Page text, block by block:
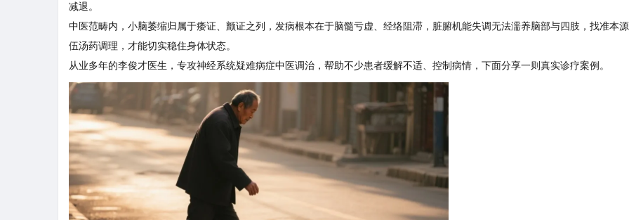
减退。
中医范畴内，小脑萎缩归属于痿证、颤证之列，发病根本在于脑髓亏虚、经络阻滞，脏腑机能失调无法濡养脑部与四肢，找准本
伍汤药调理，才能切实稳住身体状态。
从业多年的李俊才医生，专攻神经系统疑难病症中医调治，帮助不少患者缓解不适、控制病情，下面分享一则真实诊疗案例。